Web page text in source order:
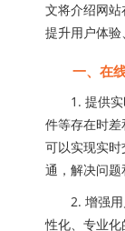
文将介绍网
提升用户体验
一、在线
1. 提供实
件等存在时
可以实现实
通，解决问题
2. 增强用
性化、专业